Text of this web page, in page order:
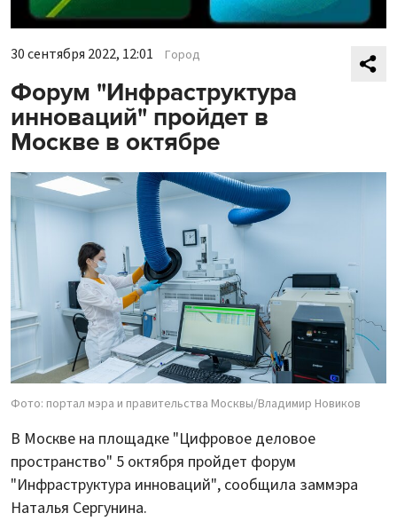
30 сентября 2022, 12:01 Город
Форум "Инфраструктура
инноваций" пройдет в
Москве в октябре
Фото: портал мэра и правительства Москвы/Владимир Новиков
В Москве на площадке "Цифровое деловое
пространство" 5 октября пройдет форум
"Инфраструктура инноваций", сообщила заммэра
Наталья Сергунина.